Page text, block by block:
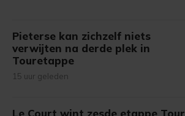
Pieterse kan zichzelf niets
verwijten na derde plek in
Touretappe
15 uur geleden
Le Court wint zesde etappe Tour